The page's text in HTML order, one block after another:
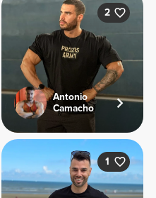
2
Antonio
Camacho
1